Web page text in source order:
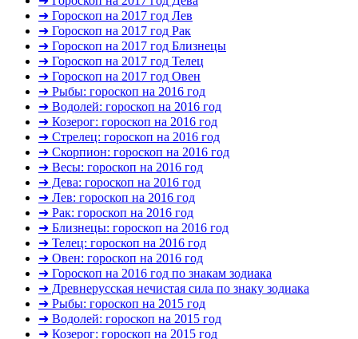
➜ Гороскоп на 2017 год Лев
➜ Гороскоп на 2017 год Рак
➜ Гороскоп на 2017 год Близнецы
➜ Гороскоп на 2017 год Телец
➜ Гороскоп на 2017 год Овен
➜ Рыбы: гороскоп на 2016 год
➜ Водолей: гороскоп на 2016 год
➜ Козерог: гороскоп на 2016 год
➜ Стрелец: гороскоп на 2016 год
➜ Скорпион: гороскоп на 2016 год
➜ Весы: гороскоп на 2016 год
➜ Дева: гороскоп на 2016 год
➜ Лев: гороскоп на 2016 год
➜ Рак: гороскоп на 2016 год
➜ Близнецы: гороскоп на 2016 год
➜ Телец: гороскоп на 2016 год
➜ Овен: гороскоп на 2016 год
➜ Гороскоп на 2016 год по знакам зодиака
➜ Древнерусская нечистая сила по знаку зодиака
➜ Рыбы: гороскоп на 2015 год
➜ Водолей: гороскоп на 2015 год
➜ Козерог: гороскоп на 2015 год